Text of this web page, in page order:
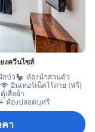
ยงควีนไซส์
กบัว
ห้องน้ำส่วนตัว
อินเทอร์เน็ตไร้สาย (ฟรี)
ตู้เสื้อผ้า
ห้องปลอดบุหรี่
คา